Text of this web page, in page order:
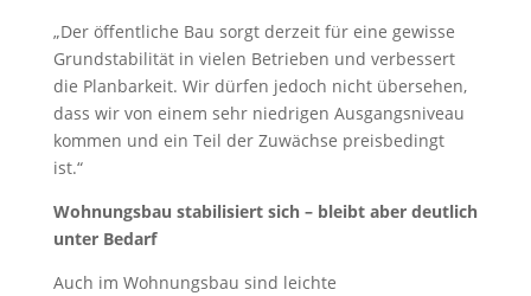
„Der öffentliche Bau sorgt derzeit für eine gewisse
Grundstabilität in vielen Betrieben und verbessert
die Planbarkeit. Wir dürfen jedoch nicht übersehen,
dass wir von einem sehr niedrigen Ausgangsniveau
kommen und ein Teil der Zuwächse preisbedingt
ist.“
Wohnungsbau stabilisiert sich – bleibt aber deutlich
unter Bedarf
Auch im Wohnungsbau sind leichte